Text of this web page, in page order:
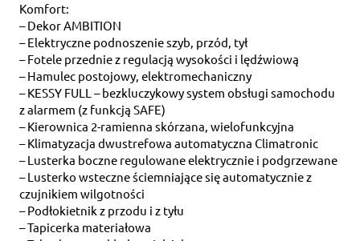
Komfort:
– Dekor AMBITION
– Elektryczne podnoszenie szyb, przód, tył
– Fotele przednie z regulacją wysokości i lędźwiową
– Hamulec postojowy, elektromechaniczny
– KESSY FULL – bezkluczykowy system obsługi samochodu
z alarmem (z funkcją SAFE)
– Kierownica 2-ramienna skórzana, wielofunkcyjna
– Klimatyzacja dwustrefowa automatyczna Climatronic
– Lusterka boczne regulowane elektrycznie i podgrzewane
– Lusterko wsteczne ściemniające się automatycznie z
czujnikiem wilgotności
– Podłokietnik z przodu i z tyłu
– Tapicerka materiałowa